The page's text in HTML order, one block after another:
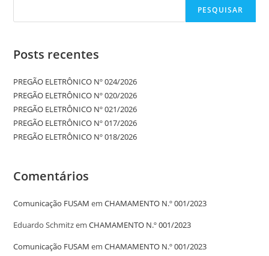
PESQUISAR
Posts recentes
PREGÃO ELETRÔNICO Nº 024/2026
PREGÃO ELETRÔNICO Nº 020/2026
PREGÃO ELETRÔNICO Nº 021/2026
PREGÃO ELETRÔNICO Nº 017/2026
PREGÃO ELETRÔNICO Nº 018/2026
Comentários
Comunicação FUSAM emCHAMAMENTO N.º 001/2023
Eduardo SchmitzemCHAMAMENTO N.º 001/2023
Comunicação FUSAM emCHAMAMENTO N.º 001/2023